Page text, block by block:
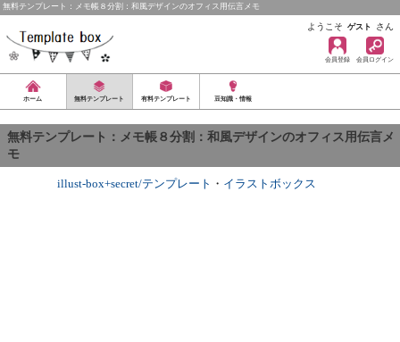
無料テンプレート：メモ帳８分割：和風デザインのオフィス用伝言メモ
ようこそ ゲスト さん
会員登録 会員ログイン
ホーム 無料テンプレート 有料テンプレート 豆知識・情報
無料テンプレート：メモ帳８分割：和風デザインのオフィス用伝言メ
モ
illust-box+secret/テンプレート ・ イラストボックス